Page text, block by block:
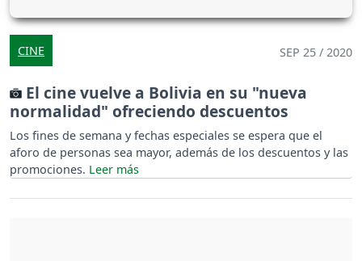
CINE SEP 25 / 2020
El cine vuelve a Bolivia en su "nueva
normalidad" ofreciendo descuentos
Los fines de semana y fechas especiales se espera que el
aforo de personas sea mayor, además de los descuentos y las
promociones.